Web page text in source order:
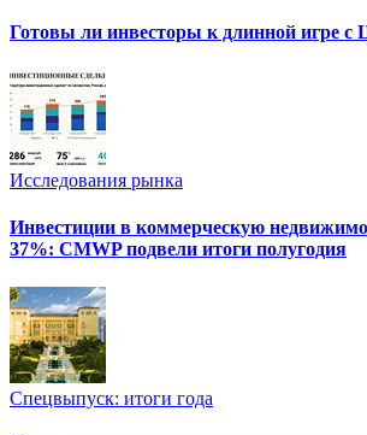
Готовы ли инвесторы к длинной игре с
Исследования рынка
Инвестиции в коммерческую
37%: CMWP подвели итоги полугодия
Спецвыпуск: итоги года